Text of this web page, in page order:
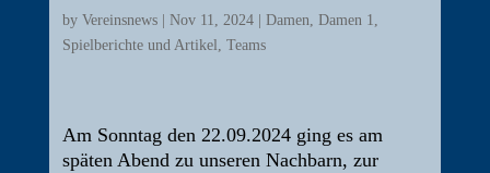
by Vereinsnews| Nov 11, 2024| Damen, Damen 1,
Spielberichte und Artikel, Teams
Am Sonntag den 22.09.2024 ging es am
späten Abend zu unseren Nachbarn, zur